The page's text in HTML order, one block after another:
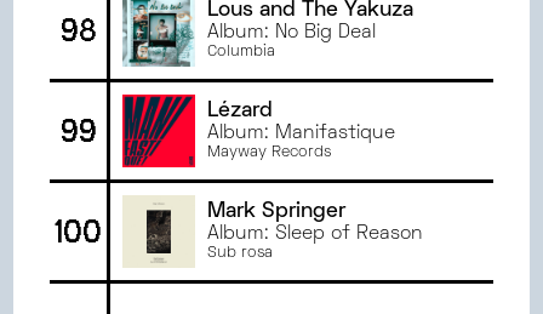
98
Lous and The Yakuza
Album: No Big Deal
Columbia
99
Lézard
Album: Manifastique
Mayway Records
100
Mark Springer
Album: Sleep of Reason
Sub rosa